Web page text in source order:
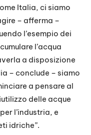
Italia, ci siamo
– afferma –
l’esempio dei
l’acqua
a disposizione
– conclude – siamo
a pensare al
delle acque
l’industria, e
idriche”.